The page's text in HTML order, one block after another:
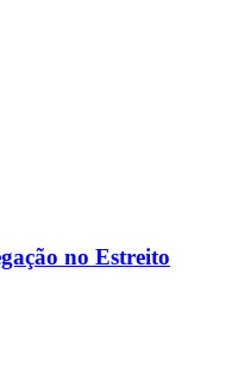
no Estreito